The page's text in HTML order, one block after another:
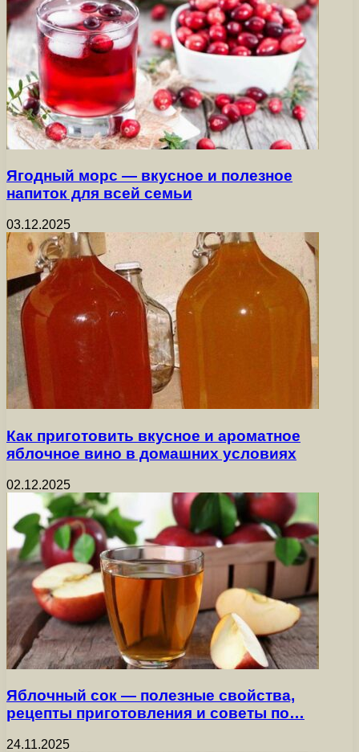
Ягодный морс — вкусное и полезное
напиток для всей семьи
03.12.2025
Как приготовить вкусное и ароматное
яблочное вино в домашних условиях
02.12.2025
Яблочный сок — полезные свойства,
рецепты приготовления и советы по…
24.11.2025